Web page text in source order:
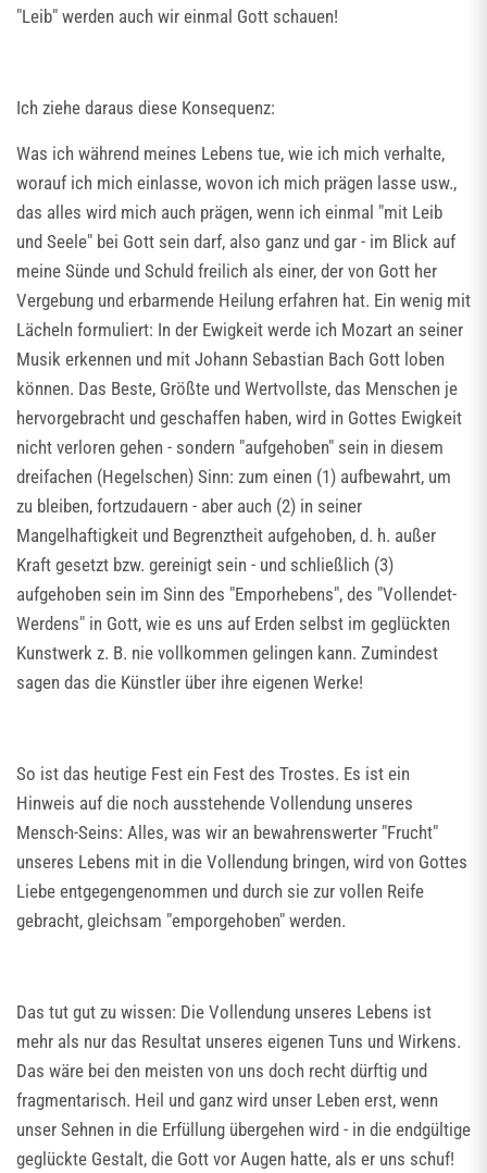
"Leib" werden auch wir einmal Gott schauen!
Ich ziehe daraus diese Konsequenz:
Was ich während meines Lebens tue, wie ich mich verhalte,
worauf ich mich einlasse, wovon ich mich prägen lasse usw.,
das alles wird mich auch prägen, wenn ich einmal "mit Leib
und Seele" bei Gott sein darf, also ganz und gar - im Blick auf
meine Sünde und Schuld freilich als einer, der von Gott her
Vergebung und erbarmende Heilung erfahren hat. Ein wenig mit
Lächeln formuliert: In der Ewigkeit werde ich Mozart an seiner
Musik erkennen und mit Johann Sebastian Bach Gott loben
können. Das Beste, Größte und Wertvollste, das Menschen je
hervorgebracht und geschaffen haben, wird in Gottes Ewigkeit
nicht verloren gehen - sondern "aufgehoben" sein in diesem
dreifachen (Hegelschen) Sinn: zum einen (1) aufbewahrt, um
zu bleiben, fortzudauern - aber auch (2) in seiner
Mangelhaftigkeit und Begrenztheit aufgehoben, d. h. außer
Kraft gesetzt bzw. gereinigt sein - und schließlich (3)
aufgehoben sein im Sinn des "Emporhebens", des "Vollendet-
Werdens" in Gott, wie es uns auf Erden selbst im geglückten
Kunstwerk z. B. nie vollkommen gelingen kann. Zumindest
sagen das die Künstler über ihre eigenen Werke!
So ist das heutige Fest ein Fest des Trostes. Es ist ein
Hinweis auf die noch ausstehende Vollendung unseres
Mensch-Seins: Alles, was wir an bewahrenswerter "Frucht"
unseres Lebens mit in die Vollendung bringen, wird von Gottes
Liebe entgegengenommen und durch sie zur vollen Reife
gebracht, gleichsam "emporgehoben" werden.
Das tut gut zu wissen: Die Vollendung unseres Lebens ist
mehr als nur das Resultat unseres eigenen Tuns und Wirkens.
Das wäre bei den meisten von uns doch recht dürftig und
fragmentarisch. Heil und ganz wird unser Leben erst, wenn
unser Sehnen in die Erfüllung übergehen wird - in die endgültige
geglückte Gestalt, die Gott vor Augen hatte, als er uns schuf!